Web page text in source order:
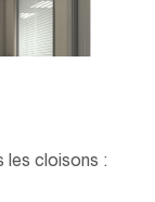
les cloisons :